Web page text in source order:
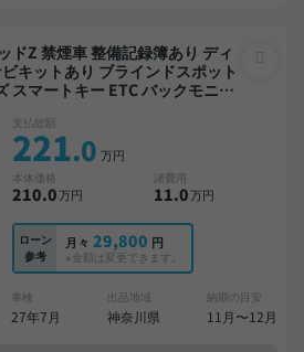
あり ディ
キットあり ブラインドスポット
スマートキー ETC バックモニタ
支払総額
221.0 万円
本体価格
210.0万円
諸費用
11.0万円
ローン
参考
月々 29,800 円
※金額は変更できます。
車検
27年7月
出品地域
神奈川県
納期の目安
11月〜12月